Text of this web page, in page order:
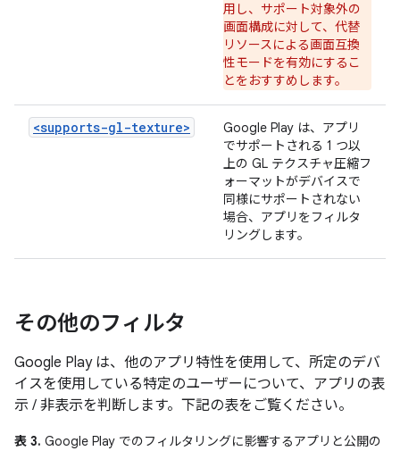
用し、サポート対象外の
画面構成に対して、代替
リソースによる画面互換
性モードを有効にするこ
とをおすすめします。
<supports-gl-texture>
Google Play は、アプリ
でサポートされる 1 つ以
上の GL テクスチャ圧縮フ
ォーマットがデバイスで
同様にサポートされない
場合、アプリをフィルタ
リングします。
その他のフィルタ
Google Play は、他のアプリ特性を使用して、所定のデバ
イスを使用している特定のユーザーについて、アプリの表
示 / 非表示を判断します。下記の表をご覧ください。
表 3. Google Play でのフィルタリングに影響するアプリと公開の